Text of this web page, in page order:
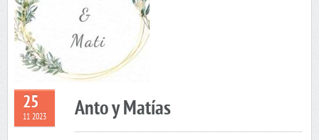
25
11 2023 Anto y Matías